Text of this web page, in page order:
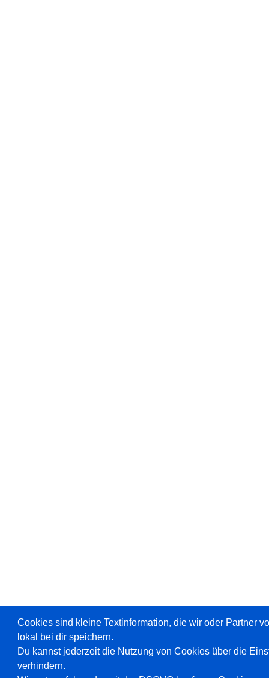
Cookies sind kleine Textinformation, die wir oder Partner
lokal bei dir speichern.
Du kannst jederzeit die Nutzung von Cookies über die
verhindern.